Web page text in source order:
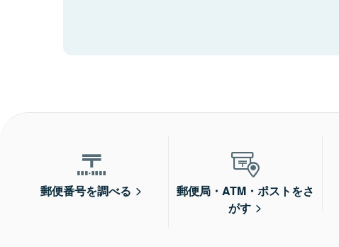
郵便番号を調べる
郵便局・ATM・ポストをさ
がす